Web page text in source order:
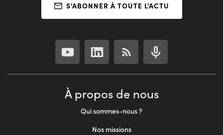
S'ABONNER À TOUTE L'ACTU
À propos de nous
Qui sommes-nous ?
Nos missions